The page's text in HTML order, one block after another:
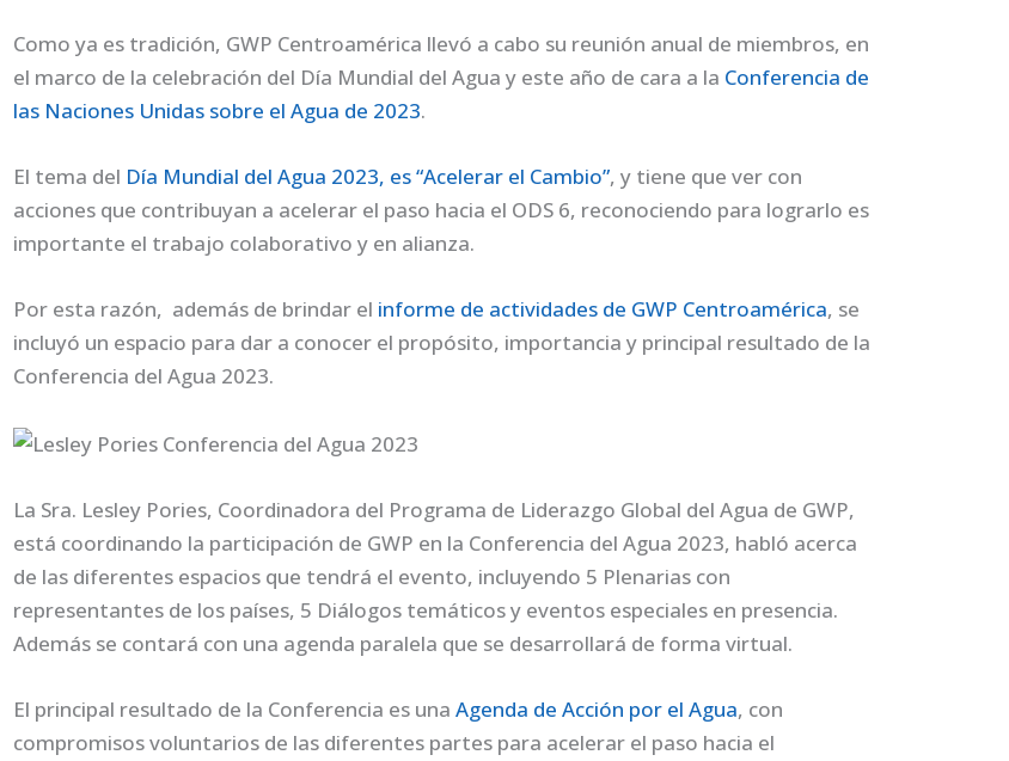
Como ya es tradición, GWP Centroamérica llevó a cabo su reunión anual de miembros, en
el marco de la celebración del Día Mundial del Agua y este año de cara a la Conferencia de
las Naciones Unidas sobre el Agua de 2023.
El tema del Día Mundial del Agua 2023, es “Acelerar el Cambio”, y tiene que ver con
acciones que contribuyan a acelerar el paso hacia el ODS 6, reconociendo para lograrlo es
importante el trabajo colaborativo y en alianza.
Por esta razón, además de brindar el informe de actividades de GWP Centroamérica, se
incluyó un espacio para dar a conocer el propósito, importancia y principal resultado de la
Conferencia del Agua 2023.
La Sra. Lesley Pories, Coordinadora del Programa de Liderazgo Global del Agua de GWP,
está coordinando la participación de GWP en la Conferencia del Agua 2023, habló acerca
de las diferentes espacios que tendrá el evento, incluyendo 5 Plenarias con
representantes de los países, 5 Diálogos temáticos y eventos especiales en presencia.
Además se contará con una agenda paralela que se desarrollará de forma virtual.
El principal resultado de la Conferencia es una Agenda de Acción por el Agua, con
compromisos voluntarios de las diferentes partes para acelerar el paso hacia el